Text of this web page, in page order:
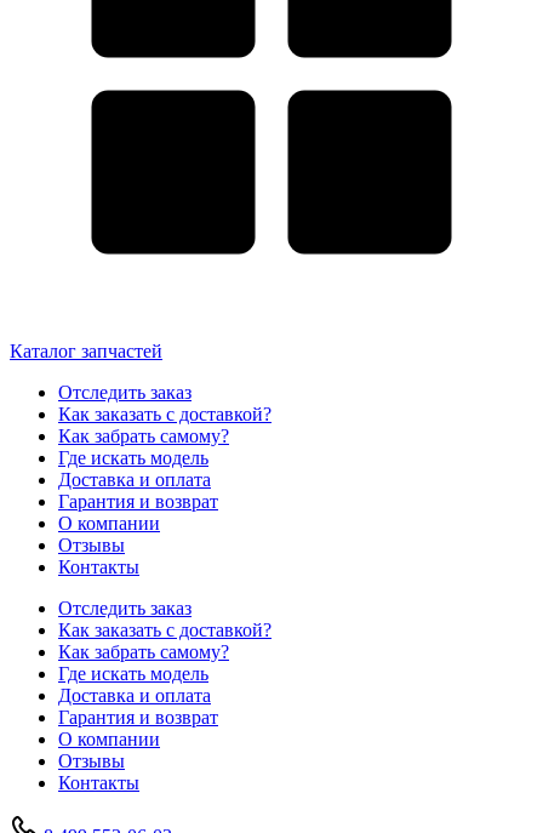
Каталог запчастей
Отследить заказ
Как заказать с доставкой?
Как забрать самому?
Где искать модель
Доставка и оплата
Гарантия и возврат
О компании
Отзывы
Контакты
Отследить заказ
Как заказать с доставкой?
Как забрать самому?
Где искать модель
Доставка и оплата
Гарантия и возврат
О компании
Отзывы
Контакты